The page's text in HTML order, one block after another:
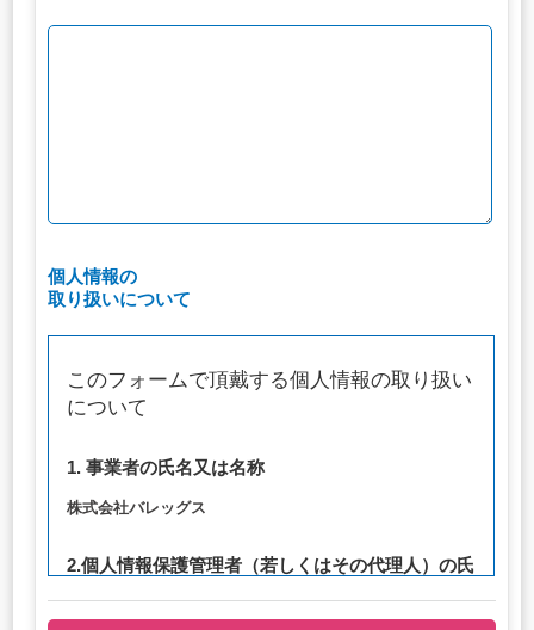
個人情報の
取り扱いについて
このフォームで頂戴する個人情報の取り扱い
について
1. 事業者の氏名又は名称
株式会社バレッグス
2.個人情報保護管理者（若しくはその代理人）の氏